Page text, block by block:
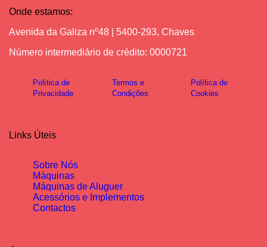
Onde estamos:
Avenida da Galiza nº48 | 5400-293, Chaves
Número intermediário de crédito: 0000721
Política de
Privacidade
Termos e
Condições
Política de
Cookies
Links Úteis
Sobre Nós
Máquinas
Máquinas de Aluguer
Acessórios e Implementos
Contactos